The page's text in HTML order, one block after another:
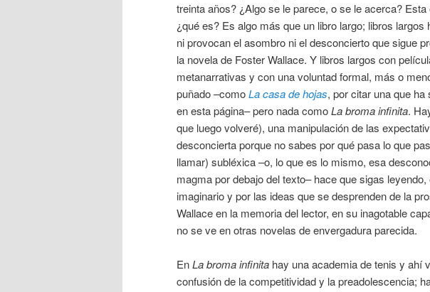
treinta años? ¿Algo se le parece, o se le acerca?
¿qué es? Es algo más que un libro largo; libros
ni provocan el asombro ni el desconcierto que sigue
la novela de Foster Wallace. Y libros largos con
metanarrativas y con una voluntad formal, más o
puñado –comoLa casa de hojas, por citar una que
en esta página– pero nada comoLa broma infinita.
que luego volveré), una manipulación de las
desconcierta porque no sabes por qué pasa lo que
llamar) subléxica –o, lo que es lo mismo, esa
magma por debajo del texto– hace que sigas
imaginario y por las ideas que se desprenden de la
Wallace en la memoria del lector, en su inagotable
no se ve en otras novelas de envergadura parecida.
EnLa broma infinita hay una academia de tenis y ahí
confusión de la competitividad y la preadolescencia;